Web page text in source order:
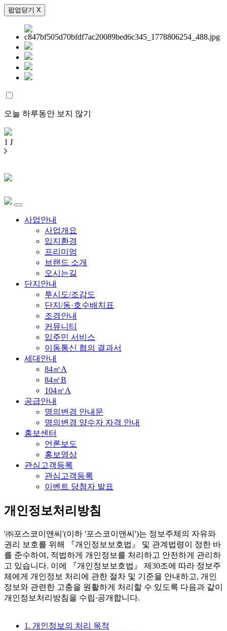
팝업닫기 X
오늘 하루동안 보지 않기
1 I
사업안내
사업개요
입지환경
프리미엄
브랜드 소개
오시는길
단지안내
투시도/조감도
단지/동·호수배치표
조경안내
커뮤니티
입주민 서비스
이동통신 협의 결과서
세대안내
84㎡A
84㎡B
104㎡A
공급안내
명의변경 안내문
명의변경 양수자 자격 안내
홍보센터
언론보도
홍보영상
관심고객등록
관심고객등록
이벤트 당첨자 발표
개인정보처리방침
'㈜포스코이앤씨'(이하 '포스코이앤씨')는 정보주체의 자유와
권리 보호를 위해 『개인정보보호법』 및 관계법령이 정한 바
를 준수하여, 적법하게 개인정보를 처리하고 안전하게 관리하
고 있습니다. 이에 『개인정보보호법』 제30조에 따라 정보주
체에게 개인정보 처리에 관한 절차 및 기준을 안내하고, 개인
정보와 관련한 고충을 원활하게 처리할 수 있도록 다음과 같이
개인정보처리방침을 수립∙공개합니다.
1. 개인정보의 처리 목적